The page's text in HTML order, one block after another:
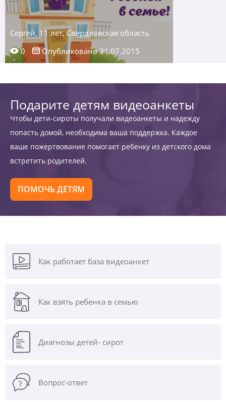
Сергей, 11 лет, Свердловская область
0
Опубликовано 31.07.2015
Подарите детям видеоанкеты
Чтобы дети-сироты получали видеоанкеты и надежду
попасть домой, необходима ваша поддержка. Каждое
ваше пожертвование помогает ребенку из детского дома
встретить родителей.
ПОМОЧЬ ДЕТЯМ
Как работает база видеоанкет
Как взять ребенка в семью
Диагнозы детей- сирот
Вопрос-ответ